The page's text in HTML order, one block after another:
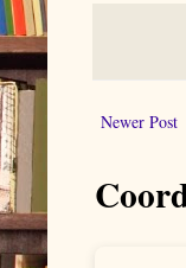
Newer Post